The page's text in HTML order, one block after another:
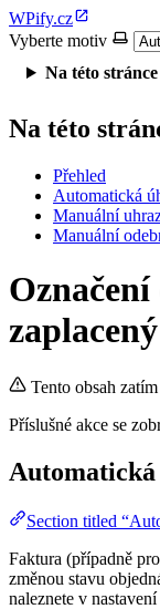
WPify.cz
Vyberte motiv
Na této stránce
Na této
Přehled
Automatická
Manuální
Manuální
Tento obsah
Příslušné akce se
Section titled
Faktura (případně
změnou stavu
naleznete v